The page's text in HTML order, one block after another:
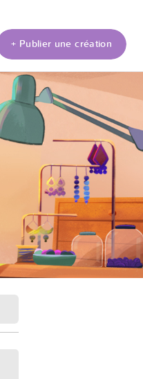
+ Publier une création